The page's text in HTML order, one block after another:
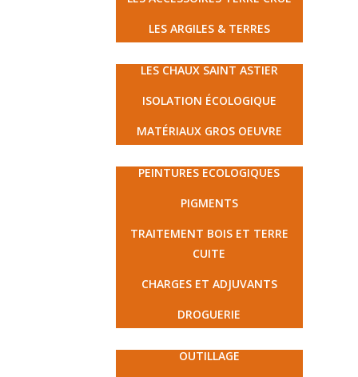
LES ARGILES & TERRES
LES CHAUX SAINT ASTIER
ISOLATION ÉCOLOGIQUE
MATÉRIAUX GROS OEUVRE
PEINTURES ECOLOGIQUES
PIGMENTS
TRAITEMENT BOIS ET TERRE
CUITE
CHARGES ET ADJUVANTS
DROGUERIE
OUTILLAGE